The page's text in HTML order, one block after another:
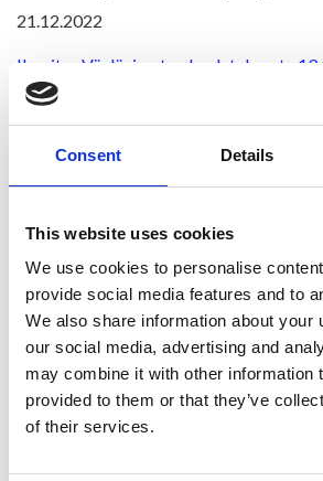
Consent Details
This website uses cookies
We use cookies to personalise
provide social media features and to
We also share information about your
our social media, advertising and
may combine it with other information
provided to them or that they’ve
of their services.
21.12.2022
Ilmoitus Väyläviraston kuulutuksesta
Väylävirasto Ratasuunnitelman
Traficom, päätös 8.12.2022
KUULUTUS
Liikenne- ja viestintävirasto on
TRAFICOM/569196/05.02.03.02/2022
(110/2007) mukaisen ratasuunnitelman:
Tasoristeysturvallisuuden parantaminen
Ristijärvi-Hyrynsalmi, välillä Emäjoki-